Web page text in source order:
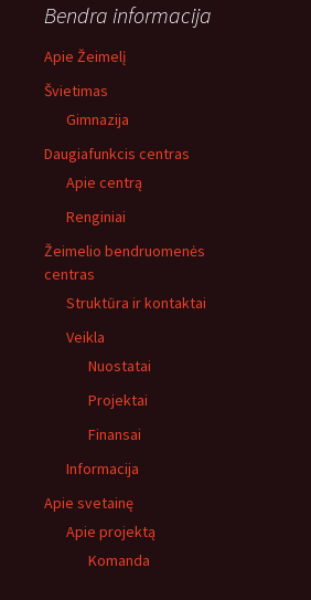
Bendra informacija
Apie Žeimelį
Švietimas
Gimnazija
Daugiafunkcis centras
Apie centrą
Renginiai
Žeimelio bendruomenės
centras
Struktūra ir kontaktai
Veikla
Nuostatai
Projektai
Finansai
Informacija
Apie svetainę
Apie projektą
Komanda